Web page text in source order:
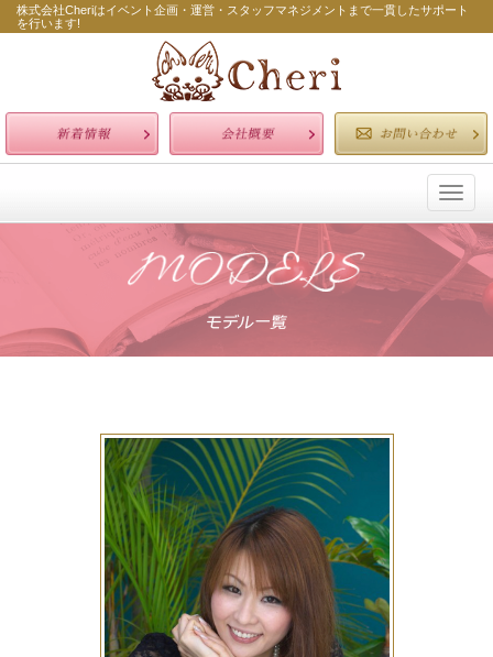
株式会社Cheriはイベント企画・運営・スタッフマネジメントまで一貫したサポート
を行います!